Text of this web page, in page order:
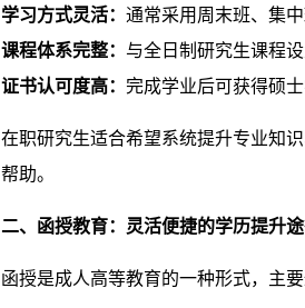
学习方式灵活： 通常采用周末班、集
课程体系完整： 与全日制研究生课程
证书认可度高： 完成学业后可获得硕
在职研究生适合希望系统提升专业知
帮助。
二、函授教育：灵活便捷的学历提升
函授是成人高等教育的一种形式，主